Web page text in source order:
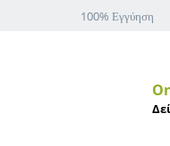
100% Εγγύηση